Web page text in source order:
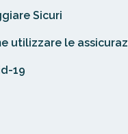
Sicuri
utilizzare le
19